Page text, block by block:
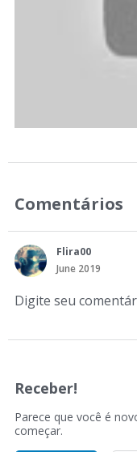
Comentários
Flira00
June 2019
Digite seu
Receber!
Parece que você é
começar.